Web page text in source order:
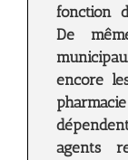
fonction
De
encore
agents